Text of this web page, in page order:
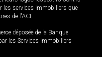
les services immobiliers que
de l'ACI.
déposée de la Banque
les Services immobiliers